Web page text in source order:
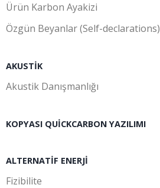
Ürün Karbon Ayakizi
Özgün Beyanlar (Self-declarations)
AKUSTIK
Akustik Danışmanlığı
KOPYASI QUICKCARBON YAZILIMI
ALTERNATIF ENERJI
Fizibilite